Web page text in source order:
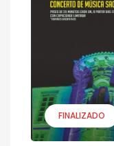
FINALIZADO